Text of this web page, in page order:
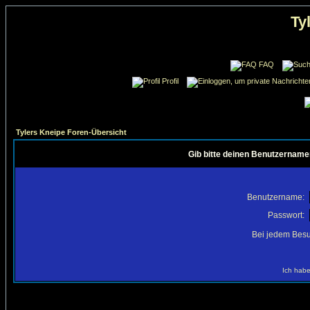
FAQ
Profil
Tylers Kneipe Foren-Übersicht
Gib bitte deinen
Benutzername:
Passwort:
Bei jedem
Ich